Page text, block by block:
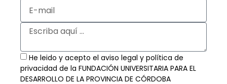
He leido y acepto el aviso legal y política de
privacidad de la FUNDACIÓN UNIVERSITARIA PARA EL
DESARROLLO DE LA PROVINCIA DE CÓRDOBA